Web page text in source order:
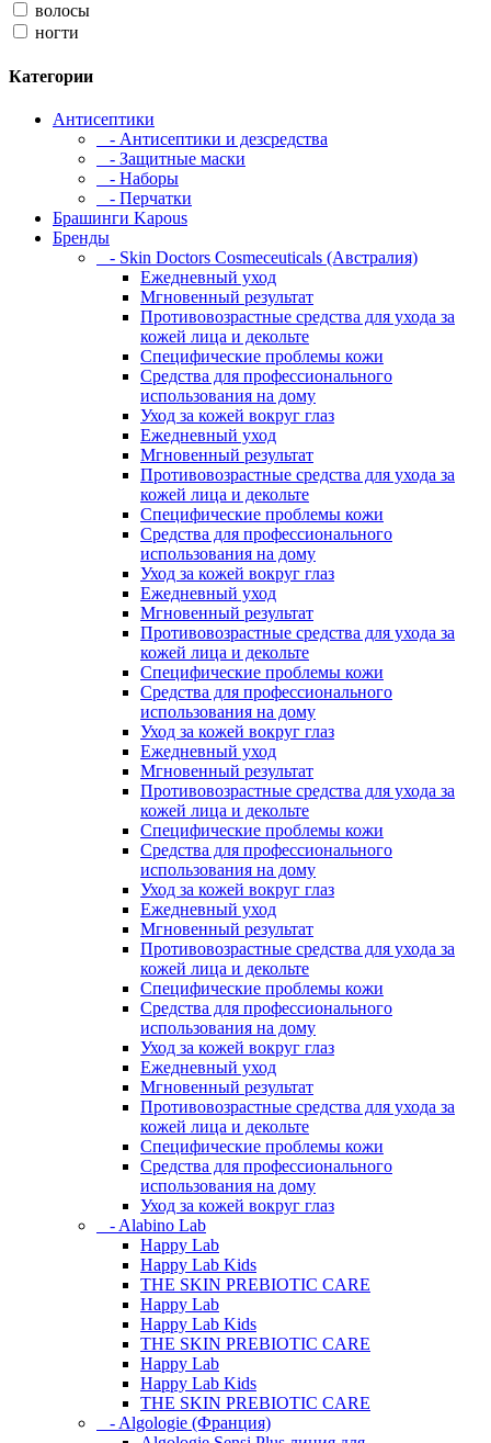
волосы
ногти
Категории
Антисептики
- Антисептики и дезсредства
- Защитные маски
- Наборы
- Перчатки
Брашинги Kapous
Бренды
- Skin Doctors Cosmeceuticals (Австралия)
Ежедневный уход
Мгновенный результат
Противовозрастные средства для ухода за
кожей лица и декольте
Специфические проблемы кожи
Средства для профессионального
использования на дому
Уход за кожей вокруг глаз
Ежедневный уход
Мгновенный результат
Противовозрастные средства для ухода за
кожей лица и декольте
Специфические проблемы кожи
Средства для профессионального
использования на дому
Уход за кожей вокруг глаз
Ежедневный уход
Мгновенный результат
Противовозрастные средства для ухода за
кожей лица и декольте
Специфические проблемы кожи
Средства для профессионального
использования на дому
Уход за кожей вокруг глаз
Ежедневный уход
Мгновенный результат
Противовозрастные средства для ухода за
кожей лица и декольте
Специфические проблемы кожи
Средства для профессионального
использования на дому
Уход за кожей вокруг глаз
Ежедневный уход
Мгновенный результат
Противовозрастные средства для ухода за
кожей лица и декольте
Специфические проблемы кожи
Средства для профессионального
использования на дому
Уход за кожей вокруг глаз
Ежедневный уход
Мгновенный результат
Противовозрастные средства для ухода за
кожей лица и декольте
Специфические проблемы кожи
Средства для профессионального
использования на дому
Уход за кожей вокруг глаз
- Alabino Lab
Happy Lab
Happy Lab Kids
THE SKIN PREBIOTIC CARE
Happy Lab
Happy Lab Kids
THE SKIN PREBIOTIC CARE
Happy Lab
Happy Lab Kids
THE SKIN PREBIOTIC CARE
- Algologie (Франция)